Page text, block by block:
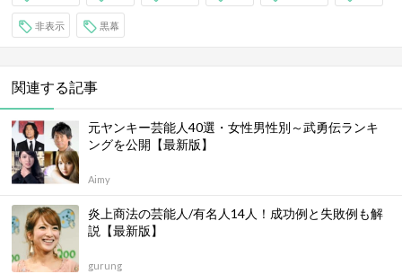
非表示 黒幕
関連する記事
元ヤンキー芸能人40選・女性男性別～武勇伝ランキ
ングを公開【最新版】
Aimy
炎上商法の芸能人/有名人14人！成功例と失敗例も解
説【最新版】
gurung